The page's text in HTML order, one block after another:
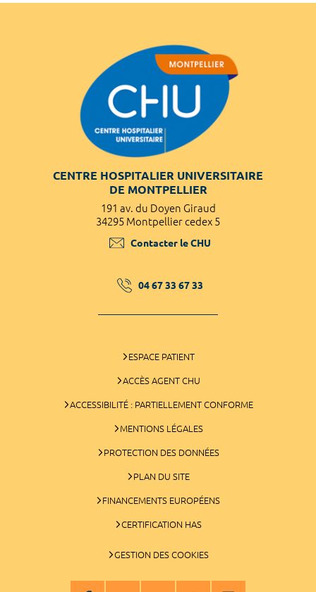
CENTRE HOSPITALIER UNIVERSITAIRE
DE MONTPELLIER
191 av. du Doyen Giraud
34295 Montpellier cedex 5
Contacter le CHU
04 67 33 67 33
ESPACE PATIENT
ACCÈS AGENT CHU
ACCESSIBILITÉ : PARTIELLEMENT CONFORME
MENTIONS LÉGALES
PROTECTION DES DONNÉES
PLAN DU SITE
FINANCEMENTS EUROPÉENS
CERTIFICATION HAS
GESTION DES COOKIES